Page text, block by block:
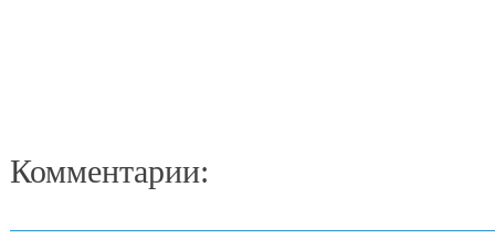
Комментарии: